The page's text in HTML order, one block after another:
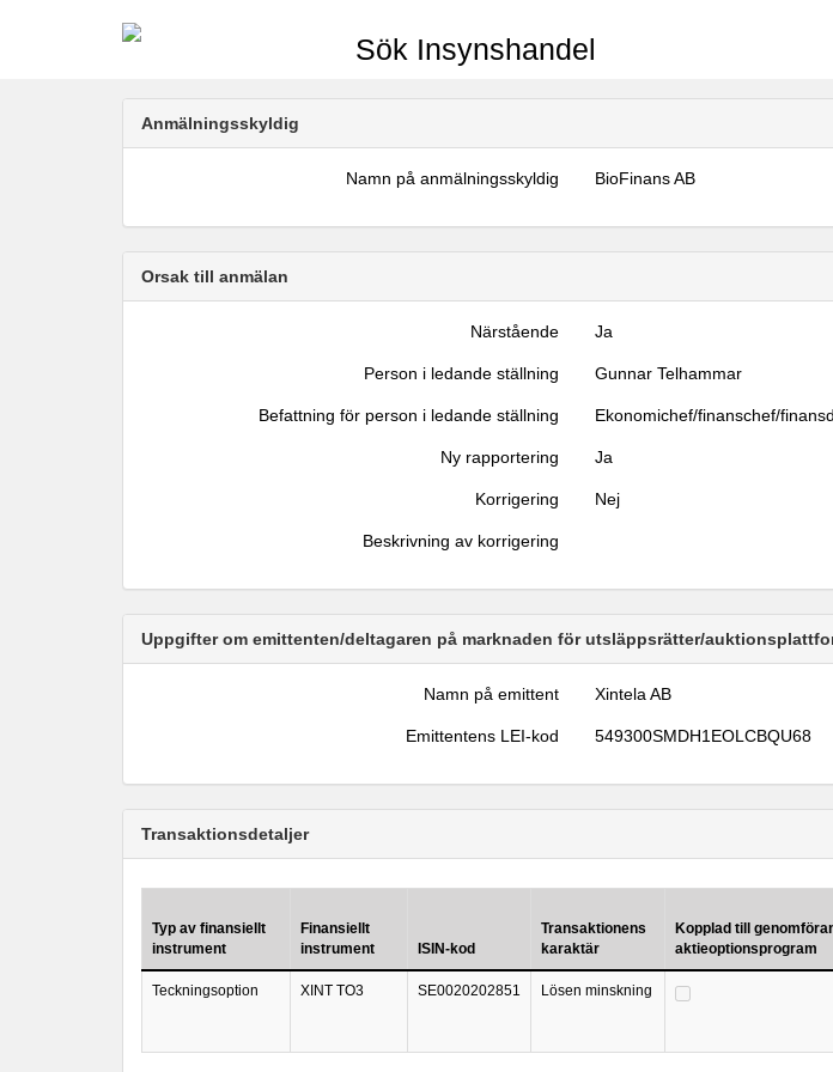
Sök Insynshandel
Anmälningsskyldig
Namn på anmälningsskyldig BioFinans AB
Orsak till anmälan
Närstående Ja
Person i ledande ställning Gunnar Telhammar
Befattning för person i ledande ställning Ekonomichef/finanschef/
Ny rapportering Ja
Korrigering Nej
Beskrivning av korrigering
Uppgifter om emittenten/deltagaren på marknaden för utsläppsrätter/
Namn på emittent Xintela AB
Emittentens LEI-kod 549300SMDH1EOLCBQU68
Transaktionsdetaljer
Typ av finansiellt
instrument
Finansiellt
instrument
ISIN-kod
Transaktionens
karaktär
Kopplad till
aktieoptionsprogram
Teckningsoption XINT TO3 SE0020202851 Lösen minskning